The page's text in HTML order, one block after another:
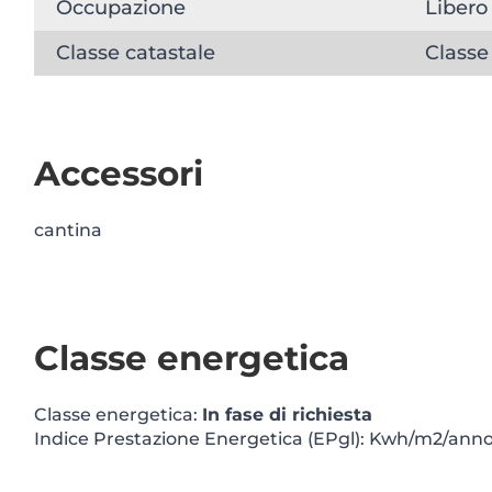
Occupazione
Libero
Classe catastale
Accessori
cantina
Classe energetica
Classe energetica: In fase di richiesta
Indice Prestazione Energetica (EPgl): Kwh/m2/